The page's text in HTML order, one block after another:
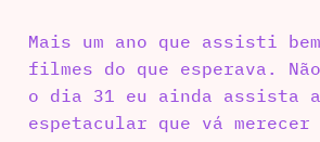
Mais um ano que assisti bem
filmes do que esperava.
o dia 31 eu ainda assista
espetacular que vá